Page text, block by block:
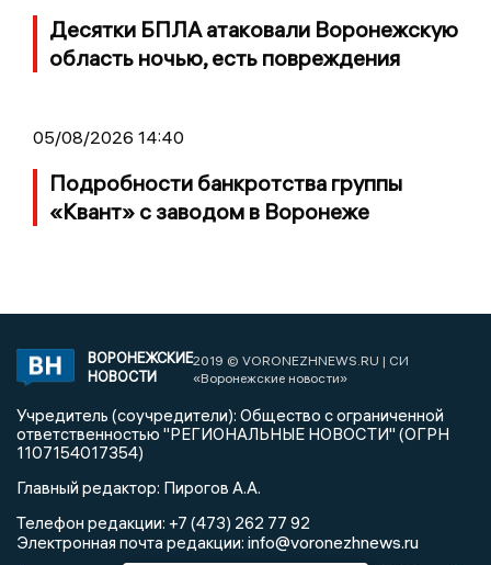
Десятки БПЛА атаковали Воронежскую
область ночью, есть повреждения
05/08/2026 14:40
Подробности банкротства группы
«Квант» с заводом в Воронеже
ВОРОНЕЖСКИЕ
НОВОСТИ
2019 © VORONEZHNEWS.RU | СИ
«Воронежские новости»
Учредитель (соучредители): Общество с ограниченной
ответственностью "РЕГИОНАЛЬНЫЕ НОВОСТИ" (ОГРН
1107154017354)
Главный редактор: Пирогов А.А.
Телефон редакции: +7 (473) 262 77 92
Электронная почта редакции: info@voronezhnews.ru